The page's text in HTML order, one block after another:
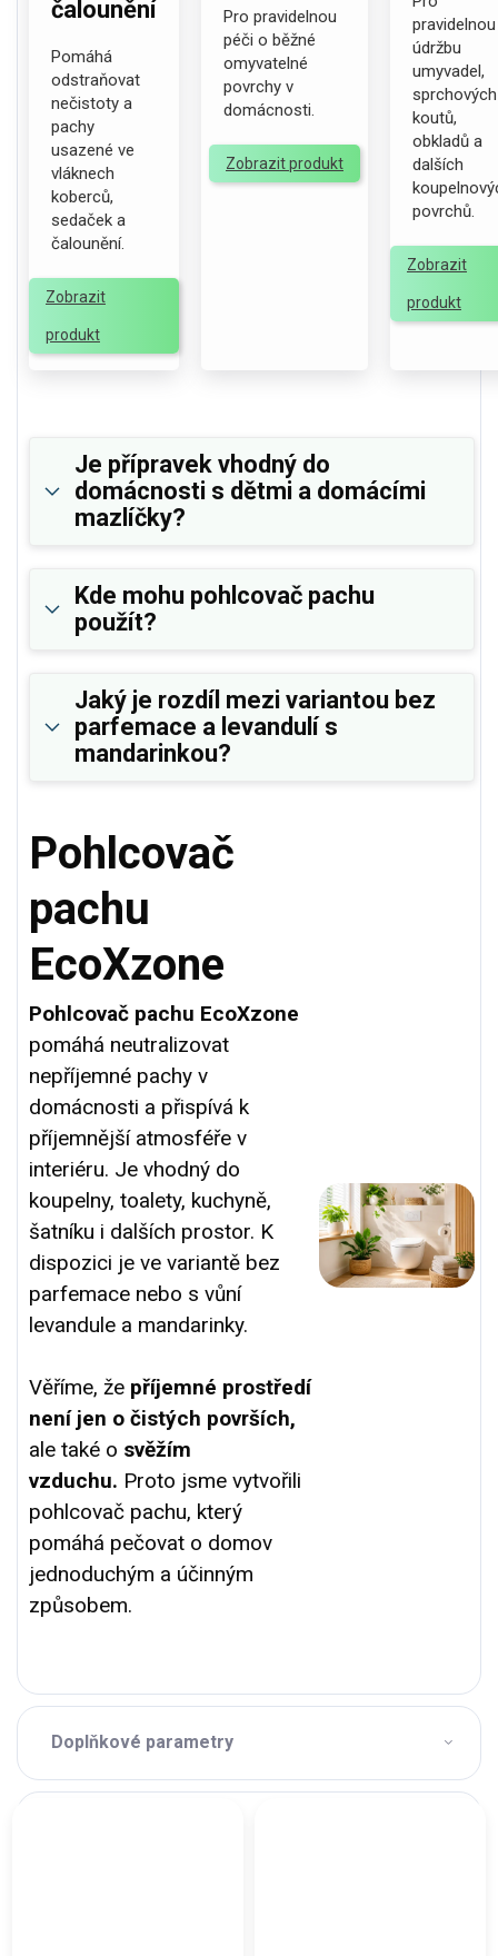
čalounění
Pomáhá
odstraňovat
nečistoty a
pachy
usazené ve
vláknech
koberců,
sedaček a
čalounění.
Zobrazit
produkt
Pro pravidelnou
péči o běžné
omyvatelné
povrchy v
domácnosti.
Zobrazit produkt
pravidelnou
údržbu
umyvadel,
sprchových
koutů,
obkladů a
dalších
povrchů.
Zobrazit
produkt
Je přípravek vhodný do
domácnosti s dětmi a domácími
mazlíčky?
Kde mohu pohlcovač pachu
použít?
Jaký je rozdíl mezi variantou bez
parfemace a levandulí s
mandarinkou?
Pohlcovač
pachu
EcoXzone
Pohlcovač pachu EcoXzone
pomáhá neutralizovat
nepříjemné pachy v
domácnosti a přispívá k
příjemnější atmosféře v
interiéru. Je vhodný do
koupelny, toalety, kuchyně,
šatníku i dalších prostor. K
dispozici je ve variantě bez
parfemace nebo s vůní
levandule a mandarinky.
Věříme, že příjemné prostředí
není jen o čistých površích,
ale také o svěžím
vzduchu. Proto jsme vytvořili
pohlcovač pachu, který
pomáhá pečovat o domov
jednoduchým a účinným
způsobem.
Doplňkové parametry